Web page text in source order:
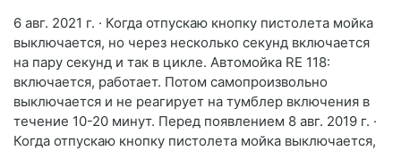
6 авг. 2021 г. · Когда отпускаю кнопку пистолета мойка
выключается, но через несколько секунд включается
на пару секунд и так в цикле. Автомойка RE 118:
включается, работает. Потом самопроизвольно
выключается и не реагирует на тумблер включения в
течение 10-20 минут. Перед появлением 8 авг. 2019 г. ·
Когда отпускаю кнопку пистолета мойка выключается,